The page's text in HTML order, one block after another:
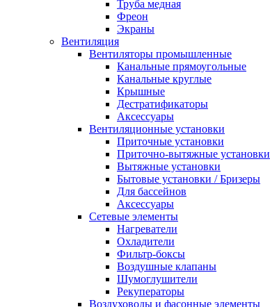
Труба медная
Фреон
Экраны
Вентиляция
Вентиляторы промышленные
Канальные прямоугольные
Канальные круглые
Крышные
Дестратификаторы
Аксессуары
Вентиляционные установки
Приточные установки
Приточно-вытяжные установки
Вытяжные установки
Бытовые установки / Бризеры
Для бассейнов
Аксессуары
Сетевые элементы
Нагреватели
Охладители
Фильтр-боксы
Воздушные клапаны
Шумоглушители
Рекуператоры
Воздуховоды и фасонные элементы